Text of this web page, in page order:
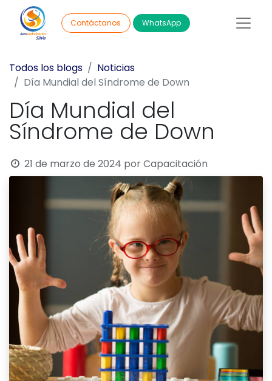
Contáctanos WhatsApp
Todos los blogs
Noticias
Día Mundial del Síndrome de Down
Día Mundial del
Síndrome de Down
21 de marzo de 2024 porCapacitación